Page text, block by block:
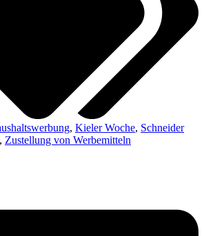
, Kieler Woche, Schneider
, Zustellung von Werbemitteln